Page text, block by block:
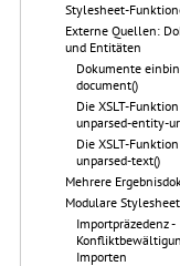
Stylesheet-
Externe Quellen:
und Entitäten
Dokumente
document()
Die XSLT-Funktion
unparsed-entity-
Die XSLT-Funktion
unparsed-text()
Mehrere
Modulare
Importpräzedenz -
Importen